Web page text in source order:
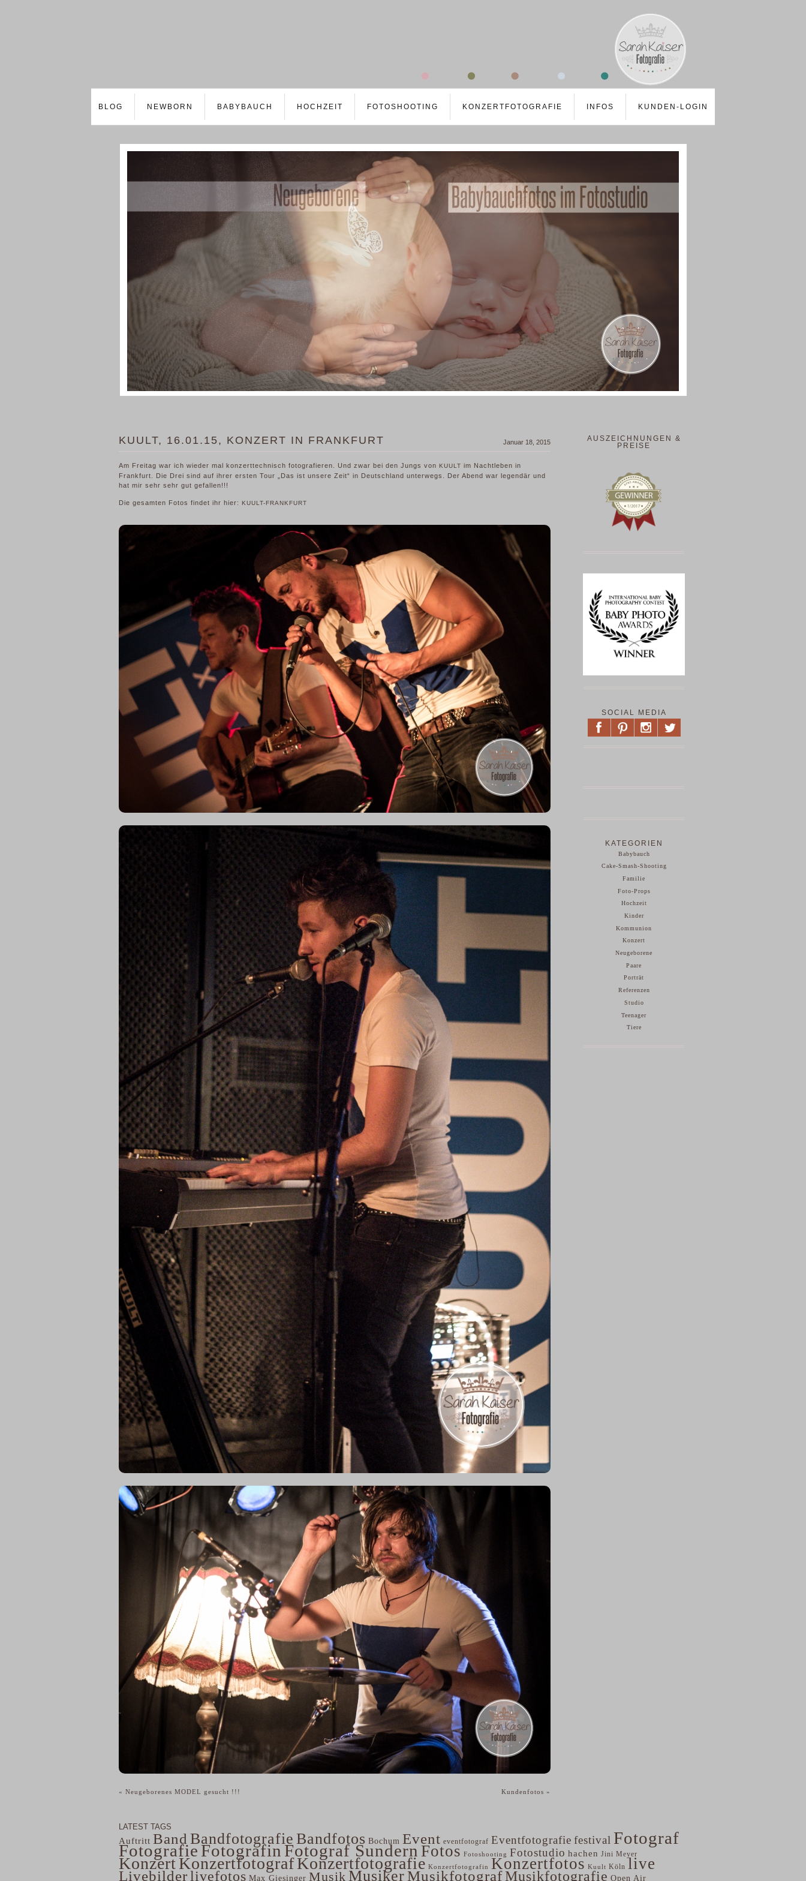
BLOG NEWBORN BABYBAUCH HOCHZEIT FOTOSHOOTING KONZERTFOTOGRAFIE INFOS KUNDEN-LOGIN
Januar 18, 2015
KUULT, 16.01.15, KONZERT IN FRANKFURT
Am Freitag war ich wieder mal konzerttechnisch fotografieren. Und zwar bei den Jungs von KUULT im Nachtleben in
Frankfurt. Die Drei sind auf ihrer ersten Tour „Das ist unsere Zeit“ in Deutschland unterwegs. Der Abend war legendär und
hat mir sehr sehr gut gefallen!!!
Die gesamten Fotos findet ihr hier: KUULT-FRANKFURT
« Neugeborenes MODEL gesucht !!! Kundenfotos »
AUSZEICHNUNGEN &
PREISE
SOCIAL MEDIA
KATEGORIEN
Babybauch
Cake-Smash-Shooting
Familie
Foto-Props
Hochzeit
Kinder
Kommunion
Konzert
Neugeborene
Paare
Porträt
Referenzen
Studio
Teenager
Tiere
LATEST TAGS
Auftritt Band Bandfotografie Bandfotos Bochum Event eventfotograf Eventfotografie festival Fotograf
FotografieFotografinFotograf Sundern Fotos Fotoshooting Fotostudio hachen Jini Meyer
KonzertKonzertfotografKonzertfotografie Konzertfotografin Konzertfotos Kuult Köln live
Livebilderlivefotos Max Giesinger Musik MusikerMusikfotografMusikfotografie Open Air